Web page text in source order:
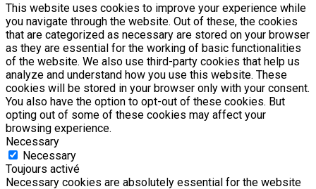
This website uses cookies to improve your experience while
you navigate through the website. Out of these, the cookies
that are categorized as necessary are stored on your browser
as they are essential for the working of basic functionalities
of the website. We also use third-party cookies that help us
analyze and understand how you use this website. These
cookies will be stored in your browser only with your consent.
You also have the option to opt-out of these cookies. But
opting out of some of these cookies may affect your
browsing experience.
Necessary
Necessary
Toujours activé
Necessary cookies are absolutely essential for the website